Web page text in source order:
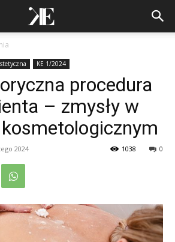
KE 1/2024
procedura
– zmysły w
2024 0
1038